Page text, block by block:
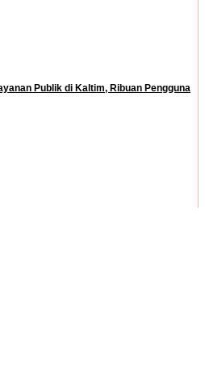
Publik di Kaltim, Ribuan Pengguna